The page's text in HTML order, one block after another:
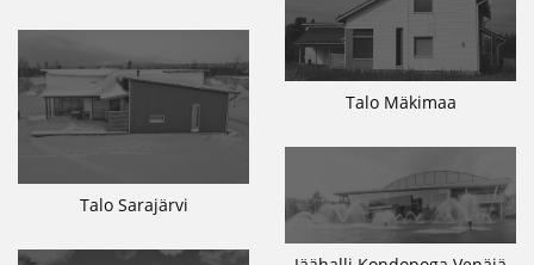
Talo Mäkimaa
Talo Sarajärvi